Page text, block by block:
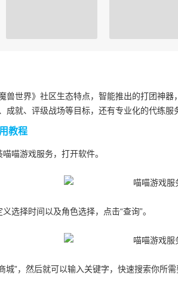
兽世界》社区生态特点，智能推出的打团神
成就、评级战场等目标，还有专业化的代练服
教程
喵游戏服务，打开软件。
选择时间以及角色选择，点击“查询”。
城”，然后就可以输入关键字，快速搜索你所需